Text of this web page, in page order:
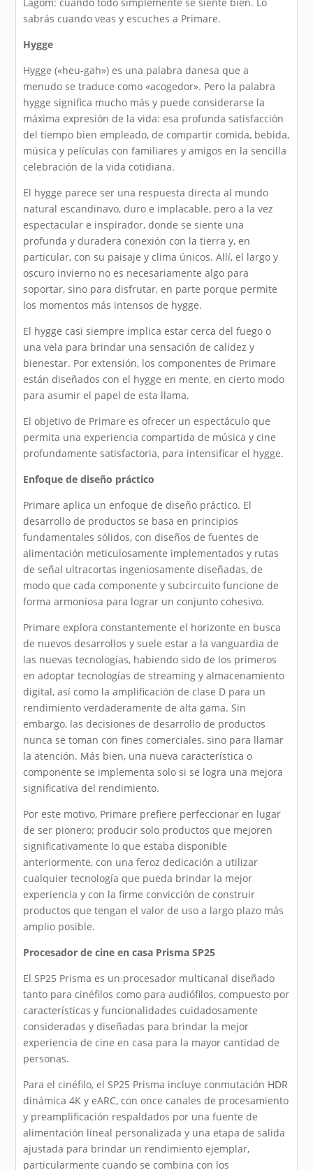
Lagom: cuando todo simplemente se siente bien. Lo
sabrás cuando veas y escuches a Primare.
Hygge
Hygge («heu-gah») es una palabra danesa que a
menudo se traduce como «acogedor». Pero la palabra
hygge significa mucho más y puede considerarse la
máxima expresión de la vida: esa profunda satisfacción
del tiempo bien empleado, de compartir comida, bebida,
música y películas con familiares y amigos en la sencilla
celebración de la vida cotidiana.
El hygge parece ser una respuesta directa al mundo
natural escandinavo, duro e implacable, pero a la vez
espectacular e inspirador, donde se siente una
profunda y duradera conexión con la tierra y, en
particular, con su paisaje y clima únicos. Allí, el largo y
oscuro invierno no es necesariamente algo para
soportar, sino para disfrutar, en parte porque permite
los momentos más intensos de hygge.
El hygge casi siempre implica estar cerca del fuego o
una vela para brindar una sensación de calidez y
bienestar. Por extensión, los componentes de Primare
están diseñados con el hygge en mente, en cierto modo
para asumir el papel de esta llama.
El objetivo de Primare es ofrecer un espectáculo que
permita una experiencia compartida de música y cine
profundamente satisfactoria, para intensificar el hygge.
Enfoque de diseño práctico
Primare aplica un enfoque de diseño práctico. El
desarrollo de productos se basa en principios
fundamentales sólidos, con diseños de fuentes de
alimentación meticulosamente implementados y rutas
de señal ultracortas ingeniosamente diseñadas, de
modo que cada componente y subcircuito funcione de
forma armoniosa para lograr un conjunto cohesivo.
Primare explora constantemente el horizonte en busca
de nuevos desarrollos y suele estar a la vanguardia de
las nuevas tecnologías, habiendo sido de los primeros
en adoptar tecnologías de streaming y almacenamiento
digital, así como la amplificación de clase D para un
rendimiento verdaderamente de alta gama. Sin
embargo, las decisiones de desarrollo de productos
nunca se toman con fines comerciales, sino para llamar
la atención. Más bien, una nueva característica o
componente se implementa solo si se logra una mejora
significativa del rendimiento.
Por este motivo, Primare prefiere perfeccionar en lugar
de ser pionero; producir solo productos que mejoren
significativamente lo que estaba disponible
anteriormente, con una feroz dedicación a utilizar
cualquier tecnología que pueda brindar la mejor
experiencia y con la firme convicción de construir
productos que tengan el valor de uso a largo plazo más
amplio posible.
Procesador de cine en casa Prisma SP25
El SP25 Prisma es un procesador multicanal diseñado
tanto para cinéfilos como para audiófilos, compuesto por
características y funcionalidades cuidadosamente
consideradas y diseñadas para brindar la mejor
experiencia de cine en casa para la mayor cantidad de
personas.
Para el cinéfilo, el SP25 Prisma incluye conmutación HDR
dinámica 4K y eARC, con once canales de procesamiento
y preamplificación respaldados por una fuente de
alimentación lineal personalizada y una etapa de salida
ajustada para brindar un rendimiento ejemplar,
particularmente cuando se combina con los